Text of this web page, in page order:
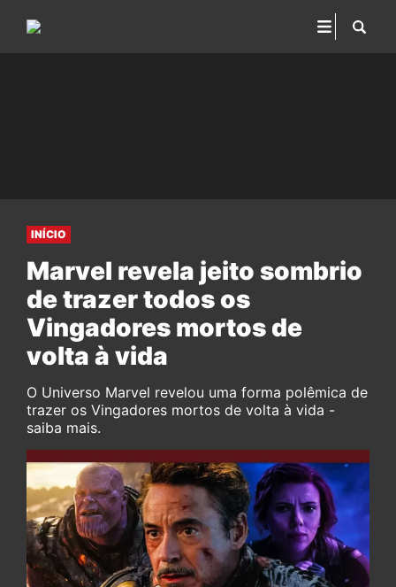
INÍCIO
Marvel revela jeito sombrio
de trazer todos os
Vingadores mortos de
volta à vida
O Universo Marvel revelou uma forma polêmica de
trazer os Vingadores mortos de volta à vida -
saiba mais.